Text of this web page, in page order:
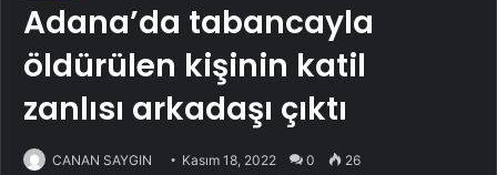
Adana’da tabancayla
öldürülen kişinin katil
zanlısı arkadaşı çıktı
CANAN SAYGIN Kasım 18, 2022 0 26